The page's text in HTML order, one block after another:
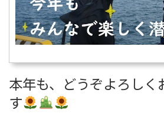
本年も、どうぞよろしく
す